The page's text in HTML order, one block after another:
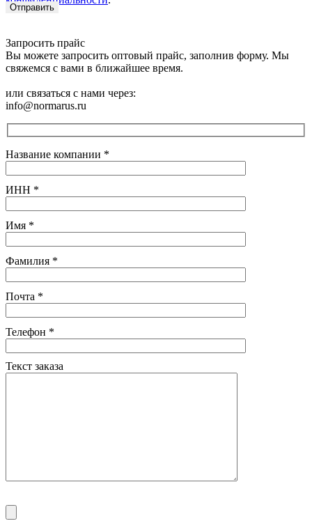
Запросить прайс
Вы можете запросить оптовый прайс, заполнив форму. Мы
свяжемся с вами в ближайшее время.
или связаться с нами через:
info@normarus.ru
Название компании *
ИНН *
Имя *
Фамилия *
Почта *
Телефон *
Текст заказа